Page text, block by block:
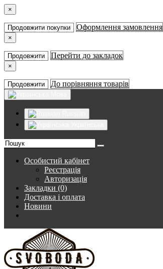
×
Продовжити покупки Оформлення замовлення
×
Продовжити Перейти до закладок
×
Продовжити До порівняння товарів
Особистий кабінет
Реєстрація
Авторизація
Закладки (0)
Доставка і оплата
Новини